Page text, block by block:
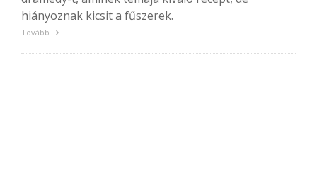
hiányoznak kicsit a fűszerek.
Tovább